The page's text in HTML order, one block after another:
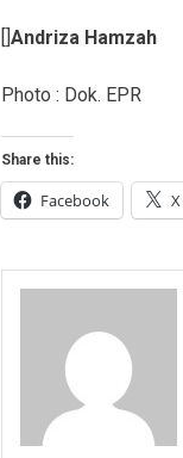
[]Andriza Hamzah
Photo : Dok. EPR
Share this:
Facebook X